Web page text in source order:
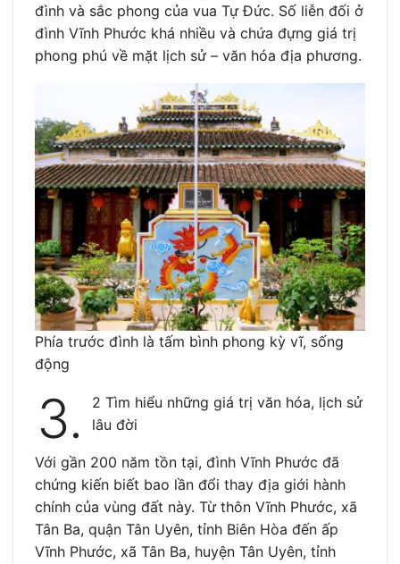
đình và sắc phong của vua Tự Đức. Số liễn đối ở
đình Vĩnh Phước khá nhiều và chứa đựng giá trị
phong phú về mặt lịch sử – văn hóa địa phương.
Phía trước đình là tấm bình phong kỳ vĩ, sống
động
3.
2 Tìm hiểu những giá trị văn hóa, lịch sử
lâu đời
Với gần 200 năm tồn tại, đình Vĩnh Phước đã
chứng kiến biết bao lần đổi thay địa giới hành
chính của vùng đất này. Từ thôn Vĩnh Phước, xã
Tân Ba, quận Tân Uyên, tỉnh Biên Hòa đến ấp
Vĩnh Phước, xã Tân Ba, huyện Tân Uyên, tỉnh